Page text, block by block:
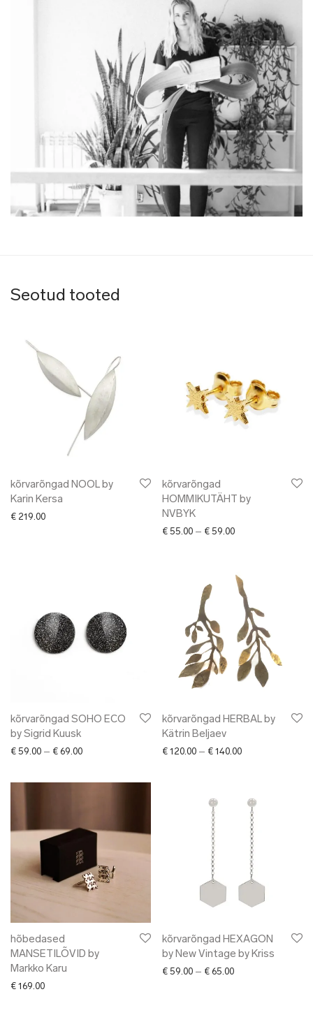
Seotud tooted
kõrvarõngad NOOL by
Karin Kersa
€ 219.00
kõrvarõngad
HOMMIKUTÄHT by
NVBYK
€ 55.00 – € 59.00Price range: €
kõrvarõngad SOHO ECO
by Sigrid Kuusk
€ 59.00 – € 69.00Price range: € 59.00 through € 69.00
kõrvarõngad HERBAL by
Kätrin Beljaev
€ 120.00 – € 140.00Price range: €
hõbedased
MANSETILÕVID by
Markko Karu
€ 169.00
kõrvarõngad HEXAGON
by New Vintage by Kriss
€ 59.00 – € 65.00Price range: €